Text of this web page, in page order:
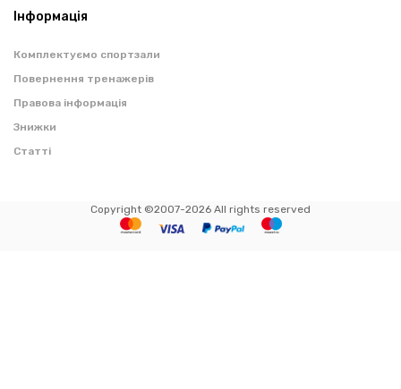
Інформація
Комплектуємо спортзали
Повернення тренажерів
Правова інформація
Знижки
Статті
Copyright ©2007-2026 All rights reserved